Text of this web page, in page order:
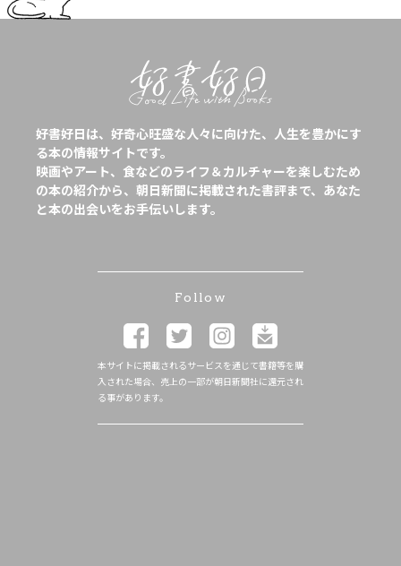
好書好日は、好奇心旺盛な人々に向けた、人生を豊かにす
る本の情報サイトです。
映画やアート、食などのライフ＆カルチャーを楽しむため
の本の紹介から、朝日新聞に掲載された書評まで、あなた
と本の出会いをお手伝いします。
Follow
本サイトに掲載されるサービスを通じて書籍等を購
入された場合、売上の一部が朝日新聞社に還元され
る事があります。